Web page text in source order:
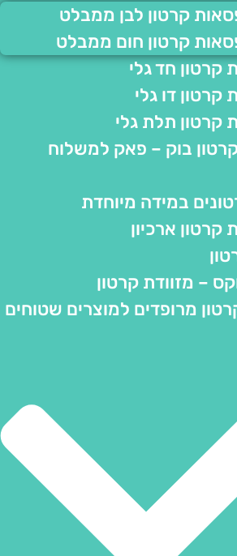
קרטון לבן ממבלט
קרטון חום ממבלט
חד גלי
דו גלי
תלת גלי
בוק – פאק למשלוח
במידה מיוחדת
ארכיון
– מזוודת קרטון
מרופדים למוצרים שטוחים